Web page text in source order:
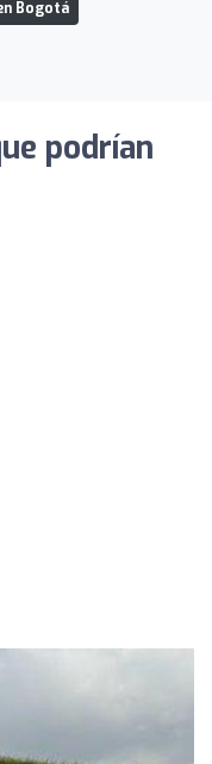
Bogotá
podrían